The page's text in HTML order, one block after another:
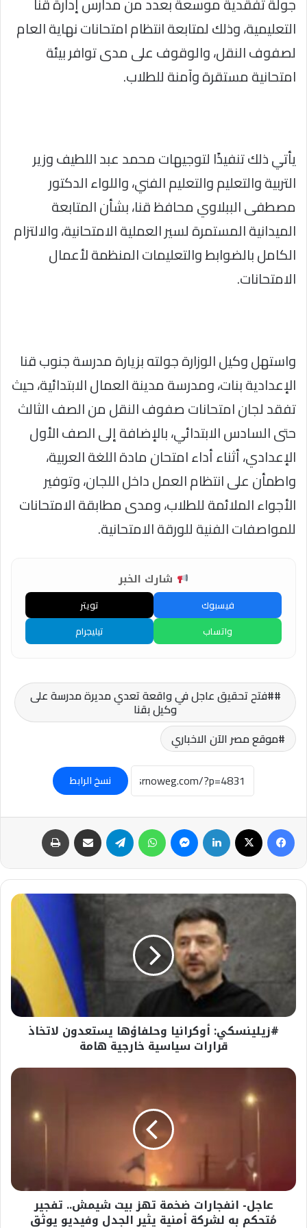
التعليمية، وذلك لمتابعة انتظام امتحانات نهاية العام
لصفوف النقل، والوقوف على مدى توافر بيئة
امتحانية مستقرة وآمنة للطلاب.
يأتي ذلك تنفيذًا لتوجيهات محمد عبد اللطيف وزير
التربية والتعليم والتعليم الفني، واللواء الدكتور
مصطفى الببلاوي محافظ قنا، بشأن المتابعة
الميدانية المستمرة لسير العملية الامتحانية، والالتزام
الكامل بالضوابط والتعليمات المنظمة لأعمال
الامتحانات.
واستهل وكيل الوزارة جولته بزيارة مدرسة جنوب قنا
الإعدادية بنات، ومدرسة مدينة العمال الابتدائية، حيث
تفقد لجان امتحانات صفوف النقل من الصف الثالث
حتى السادس الابتدائي، بالإضافة إلى الصف الأول
الإعدادي، أثناء أداء امتحان مادة اللغة العربية،
واطمأن على انتظام العمل داخل اللجان، وتوفير
الأجواء الملائمة للطلاب، ومدى مطابقة الامتحانات
للمواصفات الفنية للورقة الامتحانية.
شارك الخبر
فيسبوك
تويتر
واتساب
تيليجرام
#فتح تحقيق عاجل في واقعة تعدي مديرة مدرسة على
وكيل بقنا
موقع مصر الآن الاخباري
نسخ الرابط
فيسبوك لينكدإن ماسنجر واتساب تيلقرام مشاركة عبر البريد
#زيلينسكي:
وحلفاؤها
سياسية
هامة
#زيلينسكي: أوكرانيا وحلفاؤها يستعدون لاتخاذ
قرارات سياسية خارجية هامة
عاجل-
به
عاجل- انفجارات ضخمة تهز بيت شيمش.. تفجير
مُتحكم به لشركة أمنية يثير الجدل وفيديو يوثق